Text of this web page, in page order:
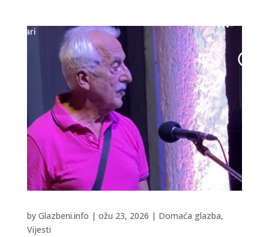
by Glazbeni.info | ožu 23, 2026 | Domaća glazba,
Vijesti